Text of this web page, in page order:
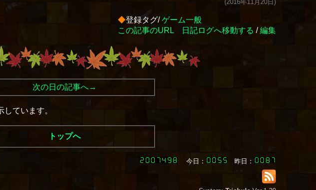
(2016年11月20日)
◆登録タグ/ゲーム一般
この記事のURL
日記ログへ移動する /編集
次の日の記事へ→
ています。
トップへ
今日： 昨日：